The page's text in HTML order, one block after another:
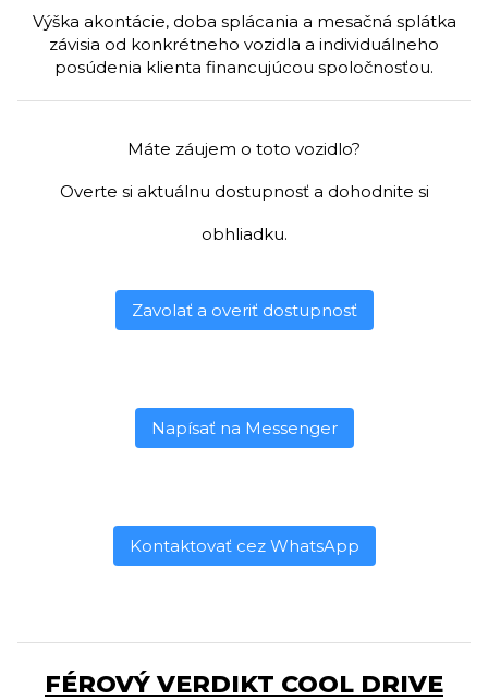
Výška akontácie, doba splácania a mesačná splátka
závisia od konkrétneho vozidla a individuálneho
posúdenia klienta financujúcou spoločnosťou.
Máte záujem o toto vozidlo?
Overte si aktuálnu dostupnosť a dohodnite si
obhliadku.
Zavolať a overiť dostupnosť
Napísať na Messenger
Kontaktovať cez WhatsApp
FÉROVÝ VERDIKT COOL DRIVE